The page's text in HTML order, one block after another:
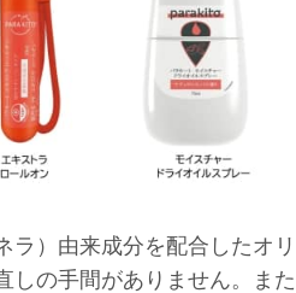
ラ）由来成分を配合したオ
の手間がありません。ま